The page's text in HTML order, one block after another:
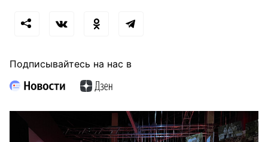
Подписывайтесь на нас в